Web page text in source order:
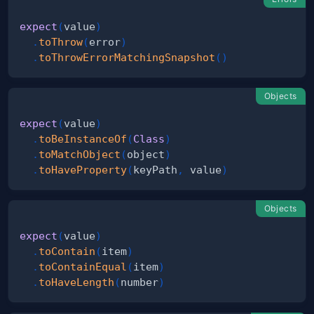
expect (value)
. toThrow(error)
. toThrowErrorMatchingSnapshot ( )
Objects
expect (value)
. toBeInstanceOf (Class)
. toMatchObject (object)
. toHaveProperty(keyPath , value)
Objects
expect (value)
. toContain ( item)
. toContainEqual ( item)
. toHaveLength (number)